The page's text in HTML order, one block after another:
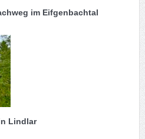
im Eifgenbachtal
Lindlar